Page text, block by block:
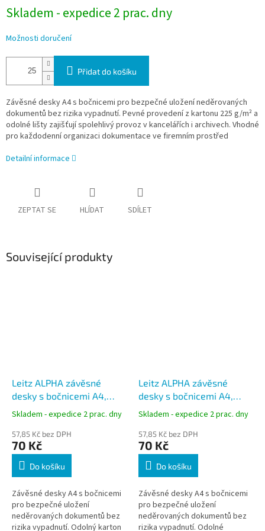
Skladem - expedice 2 prac. dny
Možnosti doručení
Přidat do košíku
Závěsné desky A4 s bočnicemi pro bezpečné uložení neděrovaných
dokumentů bez rizika vypadnutí. Pevné provedení z kartonu 225 g/m² a
odolné lišty zajišťují spolehlivý provoz v kancelářích i archivech. Vhodné
pro každodenní organizaci dokumentace ve firemním prostřed
Detailní informace
ZEPTAT SE HLÍDAT SDÍLET
Související produkty
Leitz ALPHA závěsné
desky s bočnicemi A4,
žluté, karton 225 g/m²
Skladem - expedice 2 prac. dny
57,85 Kč bez DPH
70 Kč
Do košíku
Závěsné desky A4 s bočnicemi
pro bezpečné uložení
neděrovaných dokumentů bez
rizika vypadnutí. Odolný karton
Leitz ALPHA závěsné
desky s bočnicemi A4,
modré, karton 225 g/m²
Skladem - expedice 2 prac. dny
57,85 Kč bez DPH
70 Kč
Do košíku
Závěsné desky A4 s bočnicemi
pro bezpečné uložení
neděrovaných dokumentů bez
rizika vypadnutí. Odolné